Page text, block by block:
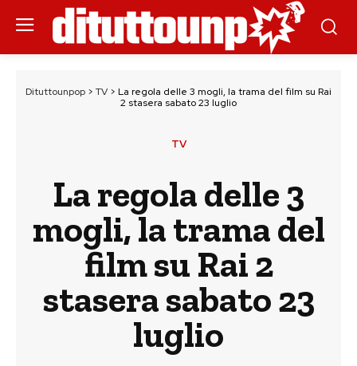
Dituttounpop > TV > La regola delle 3 mogli, la trama del film su Rai
2 stasera sabato 23 luglio
TV
La regola delle 3
mogli, la trama del
film su Rai 2
stasera sabato 23
luglio